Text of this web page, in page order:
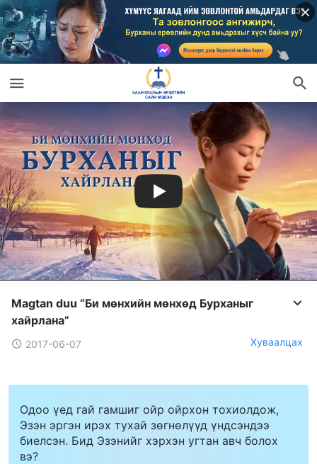
Magtan duu “Би мөнхийн мөнхөд Бурханыг
хайрлана”
2017-06-07 Хуваалцах
Одоо үед гай гамшиг ойр ойрхон тохиолдож,
Эзэн эргэн ирэх тухай зөгнөлүүд үндсэндээ
биелсэн. Бид Эзэнийг хэрхэн угтан авч болох
вэ?